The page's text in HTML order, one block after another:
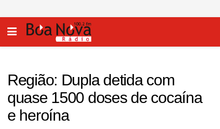
Região: Dupla detida com
quase 1500 doses de cocaína
e heroína